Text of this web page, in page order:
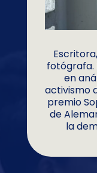
fotógrafa.
en
activismo
premio
de
la